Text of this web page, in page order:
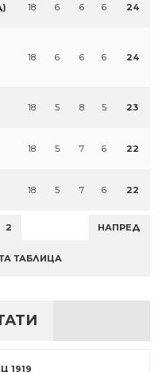
18 6 6 6 24
18 6 6 6 24
18 5 8 5 23
18 5 7 6 22
18 5 7 6 22
2 НАПРЕД
ТАБЛИЦА
1919